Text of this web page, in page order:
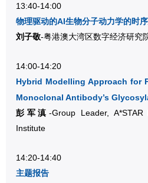
13:40-14:00
物理驱动的AI生物分子动力学的时
刘子敬-粤港澳大湾区数字经济研究
14:00-14:20
Hybrid Modelling Approach for
Monoclonal Antibody’s
彭军滇-Group Leader, A*STAR
Institute
14:20-14:40
主题报告